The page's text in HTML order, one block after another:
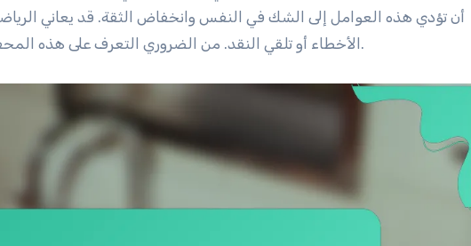
أن تؤدي هذه العوامل إلى الشك في النفس وانخفاض الثقة. قد يعاني
الأخطاء أو تلقي النقد. من الضروري التعرف على هذه المحفزات لتطوير استراتيجيات للتغلب عليها وتعزيز الأداء.